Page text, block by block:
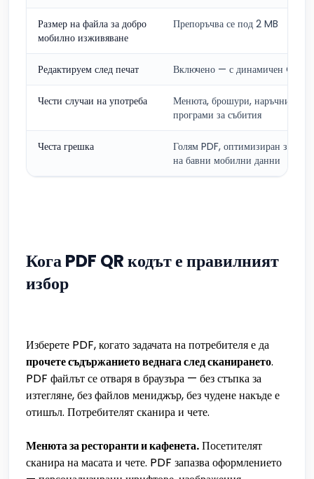
Размер на файла за добро
мобилно изживяване
Препоръчва се под 2 MB
Редактируем след печат Включено — с динамичен QR
Чести случаи на употреба
Менюта, брошури, наръчници,
програми за събития
Честа грешка
Голям PDF, оптимизиран за
на бавни мобилни данни
Кога PDF QR кодът е правилният
избор
Изберете PDF, когато задачата на потребителя е да
прочете съдържанието веднага след сканирането.
PDF файлът се отваря в браузъра — без стъпка за
изтегляне, без файлов мениджър, без чудене накъде е
отишъл. Потребителят сканира и чете.
Менюта за ресторанти и кафенета.Посетителят
сканира на масата и чете. PDF запазва оформлението